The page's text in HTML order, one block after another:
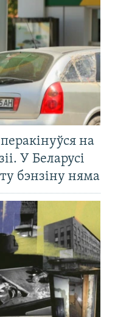
на
У Беларусі
бэнзіну няма